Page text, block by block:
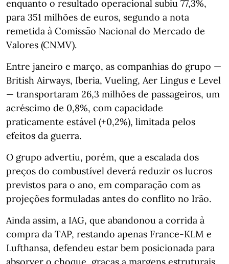
enquanto o resultado operacional subiu 77,3%,
para 351 milhões de euros, segundo a nota
remetida à Comissão Nacional do Mercado de
Valores (CNMV).
Entre janeiro e março, as companhias do grupo —
British Airways, Iberia, Vueling, Aer Lingus e Level
— transportaram 26,3 milhões de passageiros, um
acréscimo de 0,8%, com capacidade
praticamente estável (+0,2%), limitada pelos
efeitos da guerra.
O grupo advertiu, porém, que a escalada dos
preços do combustível deverá reduzir os lucros
previstos para o ano, em comparação com as
projeções formuladas antes do conflito no Irão.
Ainda assim, a IAG, que abandonou a corrida à
compra da TAP, restando apenas France‑KLM e
Lufthansa, defendeu estar bem posicionada para
absorver o choque, graças a margens estruturais